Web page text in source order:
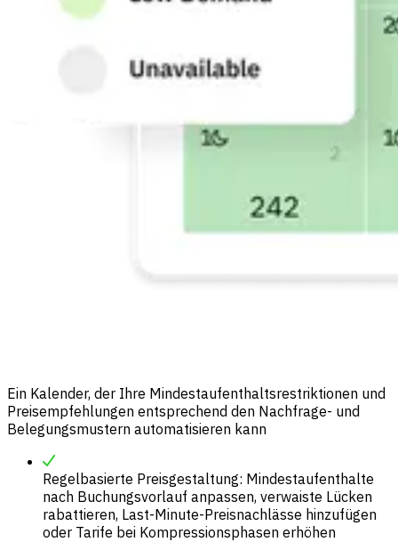
Ein Kalender, der Ihre Mindestaufenthaltsrestriktionen und
Preisempfehlungen entsprechend den Nachfrage- und
Belegungsmustern automatisieren kann
Regelbasierte Preisgestaltung: Mindestaufenthalte
nach Buchungsvorlauf anpassen, verwaiste Lücken
rabattieren, Last-Minute-Preisnachlässe hinzufügen
oder Tarife bei Kompressionsphasen erhöhen